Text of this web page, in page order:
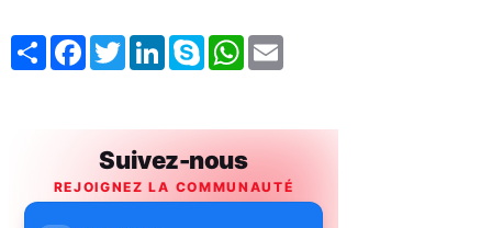
Share FacebookTwitterLinkedInSkype WhatsApp